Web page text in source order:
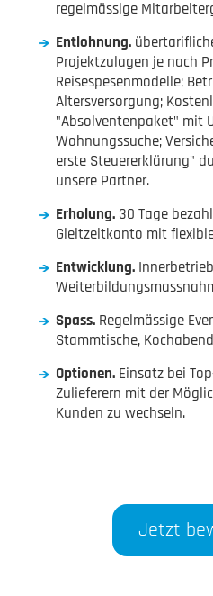
regelmässige
Entlohnung.
Projektzulagen je nach
Reisespesenmodelle;
Altersversorgung;
"Absolventenpaket" mit
Wohnungssuche;
erste Steuererklärung"
unsere Partner.
Erholung. 30 Tage
Gleitzeitkonto mit
Entwicklung.
Spass. Regelmässige
Stammtische,
Optionen. Einsatz bei
Zulieferern mit der
Kunden zu wechseln.
Jetzt